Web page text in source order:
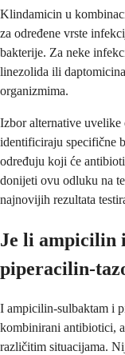
Klindamicin u
za određene vrste
bakterije. Za neke
linezolida ili
organizmima.
Izbor alternative
identificiraju specifične
određuju koji će
donijeti ovu odluku na
najnovijih rezultata
Je li ampicilin
piperacilin-
I ampicilin-sulbaktam i
kombinirani antibiotici,
različitim situacijama.